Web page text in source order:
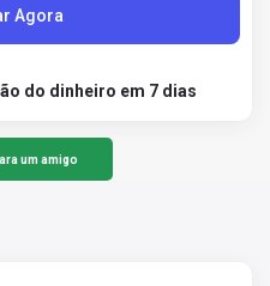
Agora
do dinheiro em 7 dias
um amigo